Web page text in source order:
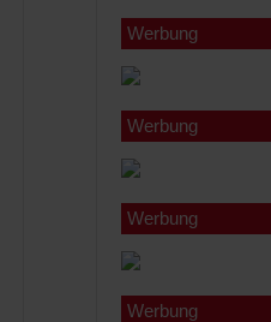
Werbung
Werbung
Werbung
Werbung